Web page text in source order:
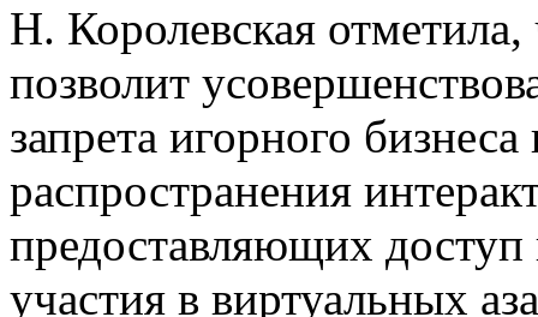
Н. Королевская отметила,
позволит
запрета игорного
распространения
предоставляющих
участия в виртуальных